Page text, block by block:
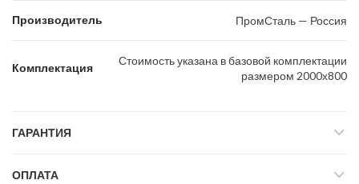
Производитель ПромСталь — Россия
Комплектация
Стоимость указана в базовой комплектации
размером 2000х800
ГАРАНТИЯ
ОПЛАТА